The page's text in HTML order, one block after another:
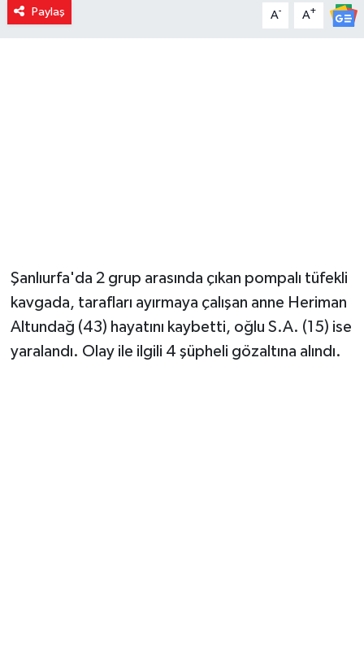
Paylaş A- A+
Şanlıurfa'da 2 grup arasında çıkan pompalı tüfekli
kavgada, tarafları ayırmaya çalışan anne Heriman
Altundağ (43) hayatını kaybetti, oğlu S.A. (15) ise
yaralandı. Olay ile ilgili 4 şüpheli gözaltına alındı.